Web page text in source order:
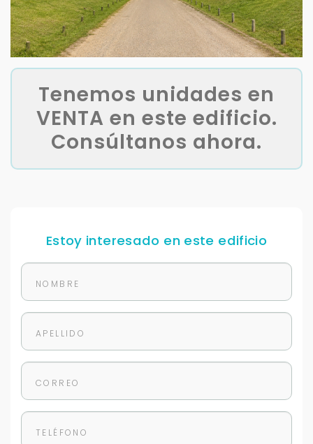
Tenemos unidades en
VENTA en este edificio.
Consúltanos ahora.
Estoy interesado en este edificio